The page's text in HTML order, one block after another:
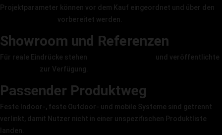
Projektparameter können vor dem Kauf eingeordnet und über den
vorbereitet werden.
Showroom und Referenzen
Für reale Eindrücke stehen
und veröffentlichte
zur Verfügung.
Passender Produktweg
Feste Indoor-, feste Outdoor- und mobile Systeme sind getrennt
verlinkt, damit Nutzer nicht in einer unspezifischen Produktliste
landen.